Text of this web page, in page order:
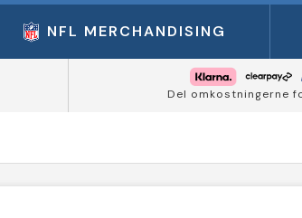
NFL MERCHANDISING
Del omkostningerne